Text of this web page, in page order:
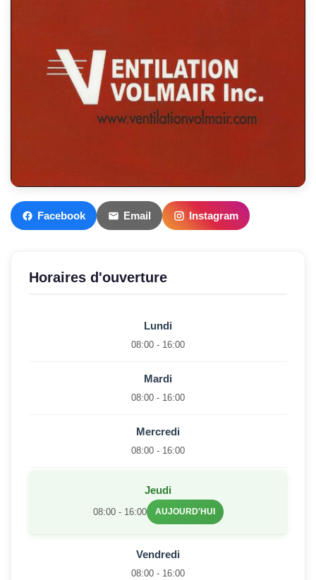
Facebook Email Instagram
Horaires d'ouverture
Lundi
08:00 - 16:00
Mardi
08:00 - 16:00
Mercredi
08:00 - 16:00
Jeudi
08:00 - 16:00 AUJOURD'HUI
Vendredi
08:00 - 16:00